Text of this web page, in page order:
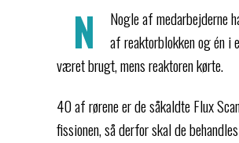
N
Nogle af medarbejderne
af reaktorblokken og én
været brugt, mens reaktoren kørte.
40 af rørene er de såkaldte Flux
fissionen, så derfor skal de